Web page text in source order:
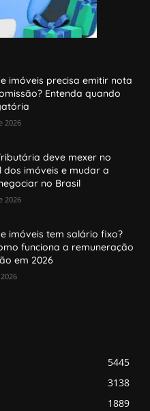
imóveis precisa emitir nota
Entenda quando
2026
deve mexer no
dos imóveis e mudar a
no Brasil
2026
imóveis tem salário fixo?
funciona a remuneração
em 2026
5445
3138
1889